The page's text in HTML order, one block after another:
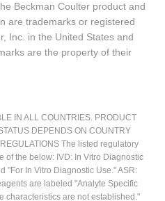
Beckman Coulter product and
are trademarks or registered
Inc. in the United States and
are the property of their
IN ALL COUNTRIES. PRODUCT
DEPENDS ON COUNTRY
The listed regulatory
of the below: IVD: In Vitro Diagnostic
"For In Vitro Diagnostic Use." ASR:
are labeled "Analyte Specific
characteristics are not established."